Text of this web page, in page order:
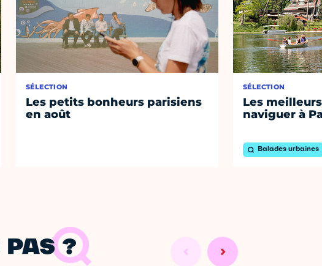
SÉLECTION
Les petits bonheurs parisiens
en août
SÉLECTION
Les
naviguer à
Balades urbaines
PAS ?